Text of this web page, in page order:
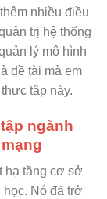
nhiều điều
trị hệ thống
lý mô hình
đề tài mà em
tập này.
ngành
hạ tầng cơ sở
Nó đã trở